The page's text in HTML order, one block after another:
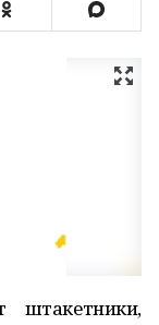
штакетники,